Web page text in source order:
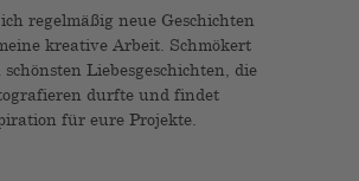
regelmäßig neue Geschichten
kreative Arbeit. Schmökert
Liebesgeschichten, die
durfte und findet
für eure Projekte.